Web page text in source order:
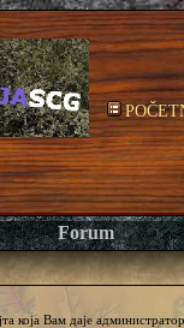
Forum
која Вам даје